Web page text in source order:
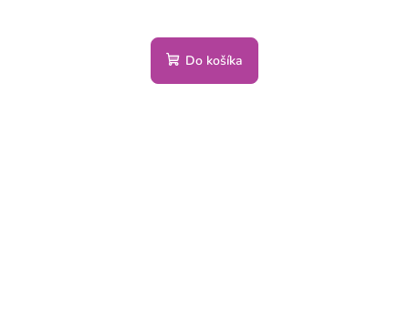
Do košíka